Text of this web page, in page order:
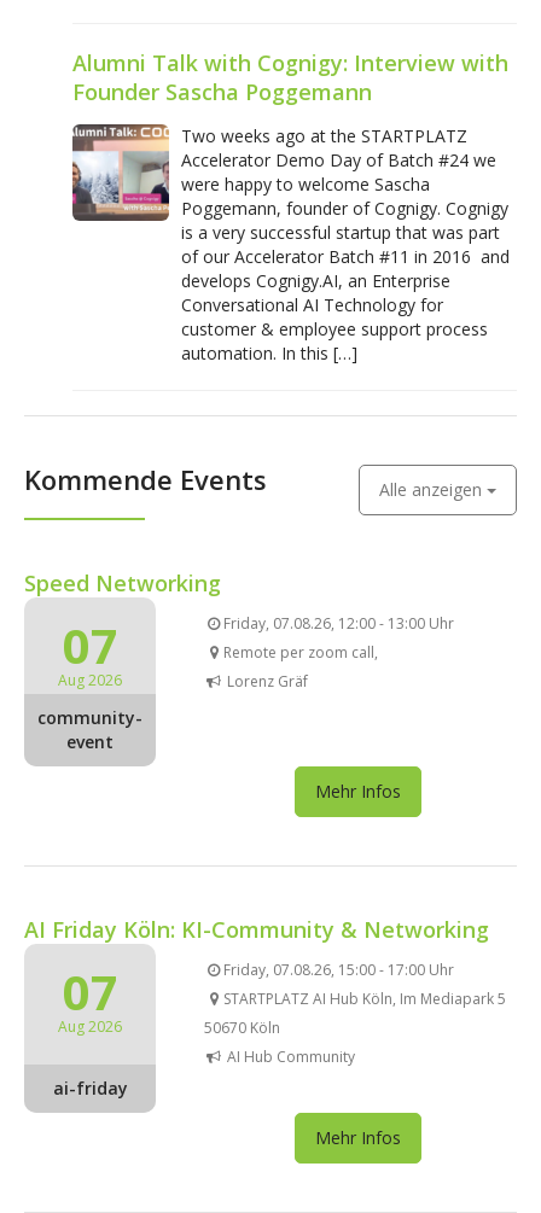
Alumni Talk with Cognigy: Interview with
Founder Sascha Poggemann
Two weeks ago at the STARTPLATZ
Accelerator Demo Day of Batch #24 we
were happy to welcome Sascha
Poggemann, founder of Cognigy. Cognigy
is a very successful startup that was part
of our Accelerator Batch #11 in 2016 and
develops Cognigy.AI, an Enterprise
Conversational AI Technology for
customer & employee support process
automation. In this […]
Kommende Events Alle anzeigen
Speed Networking
07
Aug 2026
community-
event
Friday, 07.08.26, 12:00 - 13:00 Uhr
Remote per zoom call,
Lorenz Gräf
Mehr Infos
AI Friday Köln: KI-Community & Networking
07
Aug 2026
ai-friday
Friday, 07.08.26, 15:00 - 17:00 Uhr
STARTPLATZ AI Hub Köln, Im Mediapark 5
50670 Köln
AI Hub Community
Mehr Infos